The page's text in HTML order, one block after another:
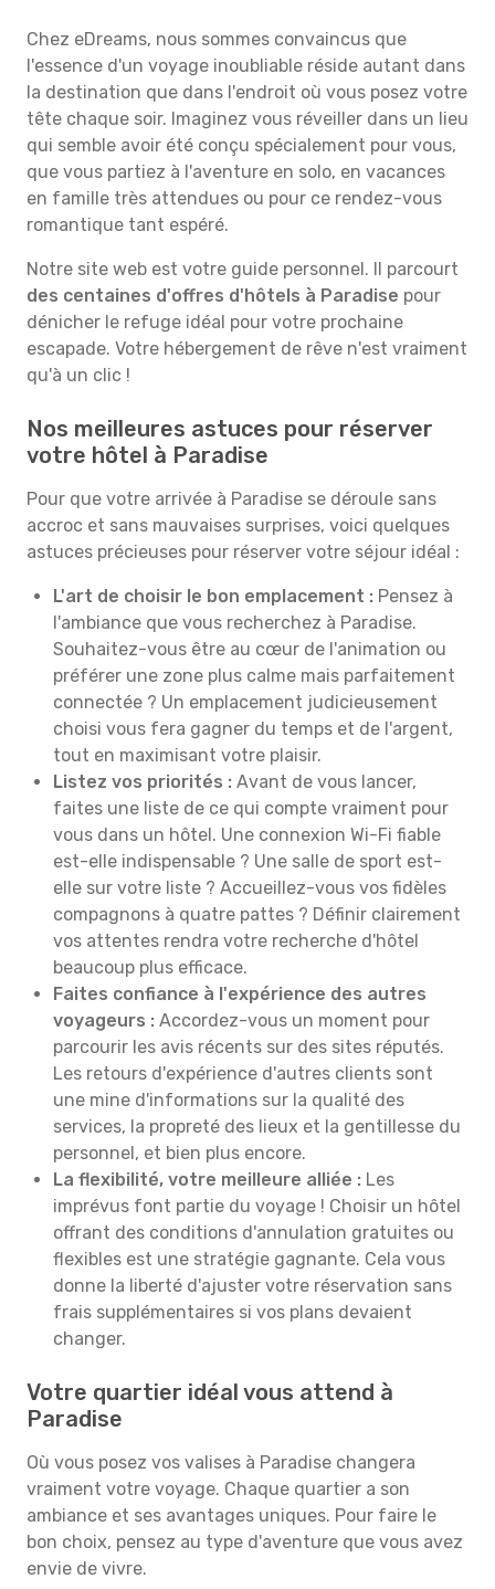
Chez eDreams, nous sommes convaincus que
l'essence d'un voyage inoubliable réside autant dans
la destination que dans l'endroit où vous posez votre
tête chaque soir. Imaginez vous réveiller dans un lieu
qui semble avoir été conçu spécialement pour vous,
que vous partiez à l'aventure en solo, en vacances
en famille très attendues ou pour ce rendez-vous
romantique tant espéré.
Notre site web est votre guide personnel. Il parcourt
des centaines d'offres d'hôtels à Paradise pour
dénicher le refuge idéal pour votre prochaine
escapade. Votre hébergement de rêve n'est vraiment
qu'à un clic !
Nos meilleures astuces pour réserver
votre hôtel à Paradise
Pour que votre arrivée à Paradise se déroule sans
accroc et sans mauvaises surprises, voici quelques
astuces précieuses pour réserver votre séjour idéal :
L'art de choisir le bon emplacement : Pensez à
l'ambiance que vous recherchez à Paradise.
Souhaitez-vous être au cœur de l'animation ou
préférer une zone plus calme mais parfaitement
connectée ? Un emplacement judicieusement
choisi vous fera gagner du temps et de l'argent,
tout en maximisant votre plaisir.
Listez vos priorités : Avant de vous lancer,
faites une liste de ce qui compte vraiment pour
vous dans un hôtel. Une connexion Wi-Fi fiable
est-elle indispensable ? Une salle de sport est-
elle sur votre liste ? Accueillez-vous vos fidèles
compagnons à quatre pattes ? Définir clairement
vos attentes rendra votre recherche d'hôtel
beaucoup plus efficace.
Faites confiance à l'expérience des autres
voyageurs : Accordez-vous un moment pour
parcourir les avis récents sur des sites réputés.
Les retours d'expérience d'autres clients sont
une mine d'informations sur la qualité des
services, la propreté des lieux et la gentillesse du
personnel, et bien plus encore.
La flexibilité, votre meilleure alliée : Les
imprévus font partie du voyage ! Choisir un hôtel
offrant des conditions d'annulation gratuites ou
flexibles est une stratégie gagnante. Cela vous
donne la liberté d'ajuster votre réservation sans
frais supplémentaires si vos plans devaient
changer.
Votre quartier idéal vous attend à
Paradise
Où vous posez vos valises à Paradise changera
vraiment votre voyage. Chaque quartier a son
ambiance et ses avantages uniques. Pour faire le
bon choix, pensez au type d'aventure que vous avez
envie de vivre.